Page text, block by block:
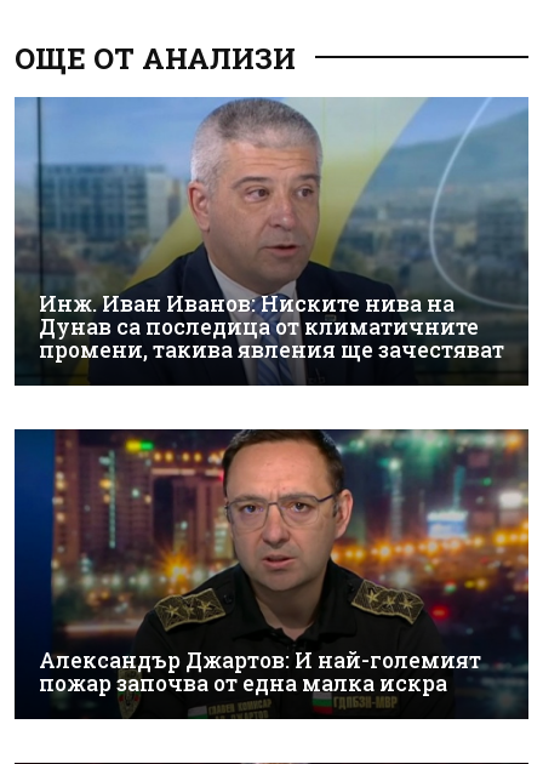
ОЩЕ ОТ АНАЛИЗИ
Инж. Иван Иванов: Ниските нива на
Дунав са последица от климатичните
промени, такива явления ще зачестяват
Александър Джартов: И най-големият
пожар започва от една малка искра